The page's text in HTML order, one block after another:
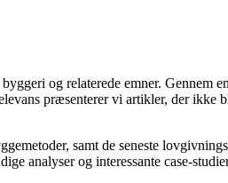
og relaterede emner. Gennem
præsenterer vi artikler, der ikke
samt de seneste
analyser og interessante case-